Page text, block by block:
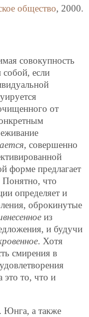
общество, 2000.
совокупность
если
от
совершенно
форме предлагает
Понятно, что
определяет и
оброкинутые
из
и будучи
. Хотя
смирения в
это то, что и
а также